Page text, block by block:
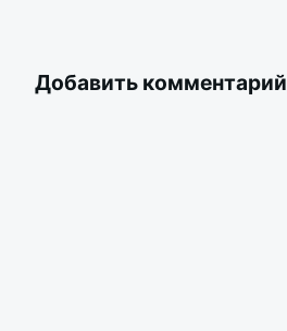
Добавить комментарий